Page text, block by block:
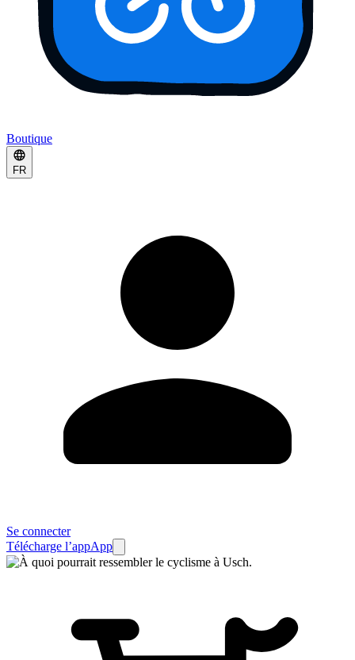
Boutique
FR
Se connecter
Télécharge l’appApp